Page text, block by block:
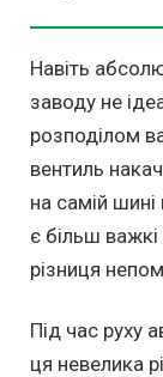
Навіть
заводу не
розподілом
вентиль
на самій
є більш
різниця
Під час руху
ця невелика